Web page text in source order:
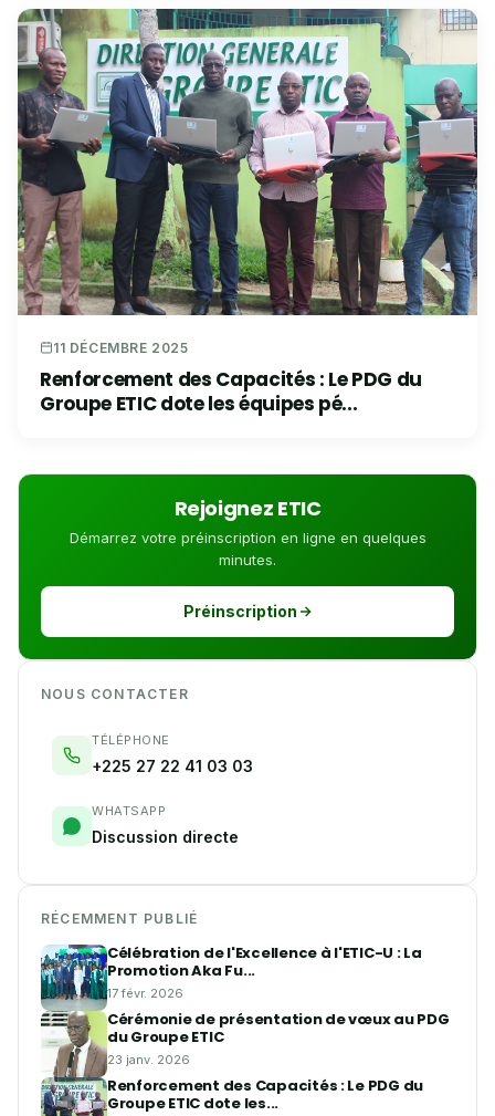
11 DÉCEMBRE 2025
Renforcement des Capacités : Le PDG du
Groupe ETIC dote les équipes pé...
Rejoignez ETIC
Démarrez votre préinscription en ligne en quelques
minutes.
Préinscription
NOUS CONTACTER
TÉLÉPHONE
+225 27 22 41 03 03
WHATSAPP
Discussion directe
RÉCEMMENT PUBLIÉ
Célébration de l'Excellence à l'ETIC-U : La
Promotion Aka Fu...
17 févr. 2026
Cérémonie de présentation de vœux au PDG
du Groupe ETIC
23 janv. 2026
Renforcement des Capacités : Le PDG du
Groupe ETIC dote les...